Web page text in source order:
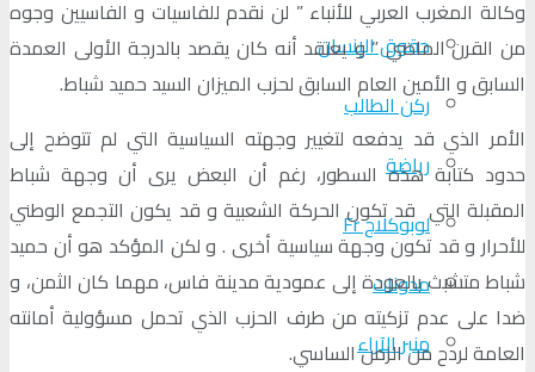
حقوق الإنسان
ركن الطالب
رياضة
لوبوكلاج Fr
مدونات
منبر الآراء
وكالة المغرب العربي للأنباء ” لن نقدم للفاسيات و الفاسيين وجوه
من القرن الماضي ” و يعتقد أنه كان يقصد بالدرجة الأولى العمدة
السابق و الأمين العام السابق لحزب الميزان السيد حميد شباط.
الأمر الذي قد يدفعه لتغيير وجهته السياسية التي لم تتوضح إلى
حدود كتابة هذه السطور، رغم أن البعض يرى أن وجهة شباط
المقبلة التي قد تكون الحركة الشعبية و قد يكون التجمع الوطني
للأحرار و قد تكون وجهة سياسية أخرى . و لكن المؤكد هو أن حميد
شباط متشبث بالعودة إلى عمودية مدينة فاس، مهما كان الثمن، و
ضدا على عدم تزكيته من طرف الحزب الذي تحمل مسؤولية أمانته
العامة لردح من الزمن الساسي.